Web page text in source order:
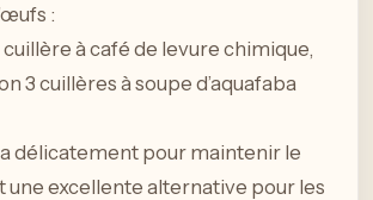
:
à café de levure chimique,
3 cuillères à soupe d’aquafaba
délicatement pour maintenir le
une excellente alternative pour les